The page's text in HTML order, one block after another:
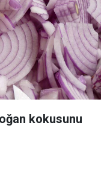
kokusunu